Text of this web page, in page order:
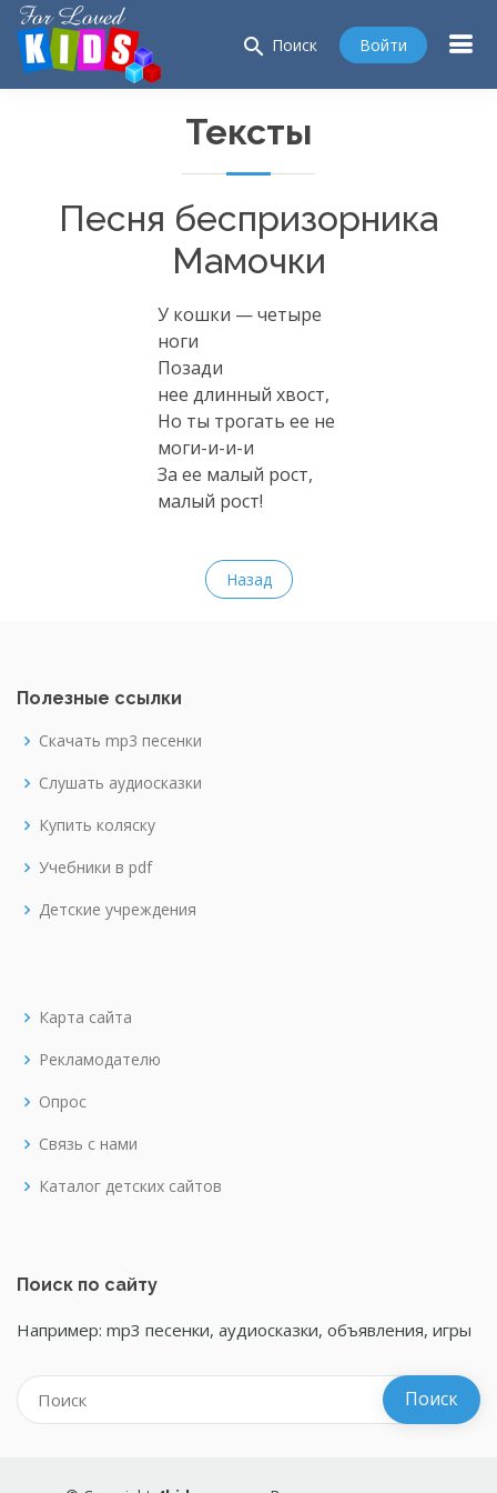
search Поиск Войти
Тексты
Песня беспризорника
Мамочки
У кошки — четыре
ноги
Позади
нее длинный хвост,
Но ты трогать ее не
моги-и-и-и
За ее малый рост,
малый рост!
Назад
Полезные ссылки
Скачать mp3 песенки
Слушать аудиосказки
Купить коляску
Учебники в pdf
Детские учреждения
Карта сайта
Рекламодателю
Опрос
Связь с нами
Каталог детских сайтов
Поиск по сайту
Например: mp3 песенки, аудиосказки, объявления, игры